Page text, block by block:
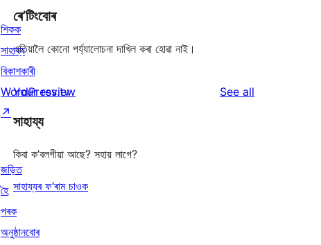
ৰে’টিংবোৰ
এতিয়ালৈ কোনো পৰ্য্যালোচনা দাখিল কৰা হোৱা নাই।
Your review See all
সাহায্য
কিবা ক’বলগীয়া আছে? সহায় লাগে?
সাহায্যৰ ফ’ৰাম চাওক
শিকক
সাহায্য
বিকাশকাৰী
WordPress.tv
↗
জড়িত
হৈ
পৰক
অনুষ্ঠানবোৰ